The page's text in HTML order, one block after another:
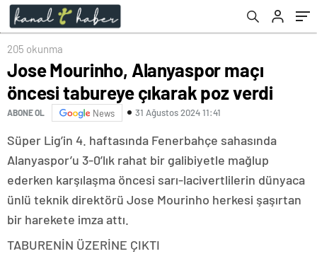
205 okunma
Jose Mourinho, Alanyaspor maçı
öncesi tabureye çıkarak poz verdi
ABONE OL News 31 Ağustos 2024 11:41
Süper Lig’in 4. haftasında Fenerbahçe sahasında
Alanyaspor’u 3-0’lık rahat bir galibiyetle mağlup
ederken karşılaşma öncesi sarı-lacivertlilerin dünyaca
ünlü teknik direktörü Jose Mourinho herkesi şaşırtan
bir harekete imza attı.
TABURENİN ÜZERİNE ÇIKTI